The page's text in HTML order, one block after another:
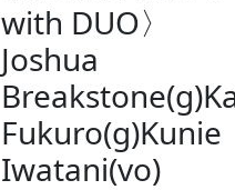
with DUO〉
Joshua
Fukuro(g)Kunie
Iwatani(vo)